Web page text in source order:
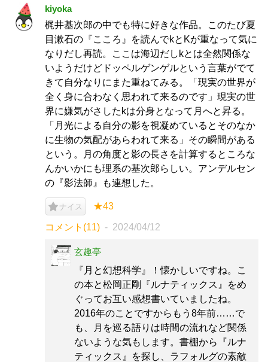
kiyoka
梶井基次郎の中でも特に好きな作品。このたび夏
目漱石の『こころ』を読んでkとKが重なって気に
なりだし再読。ここは海辺だしkとは全然関係な
いようだけどドッペルゲンゲルという言葉がでて
きて自分なりにまた重ねてみる。「現実の世界が
全く身に合わなく思われて来るのです」現実の世
界に嫌気がさしたkは分身となって月へと昇る。
「月光による自分の影を視凝めているとそのなか
に生物の気配があらわれて来る」その瞬間がある
という。月の角度と影の長さを計算するところな
んかいかにも理系の基次郎らしい。アンデルセン
の『影法師』も連想した。
ナイス ★43
コメント(11) 2024/04/12
玄趣亭
『月と幻想科学』！懐かしいですね。こ
の本と松岡正剛『ルナティックス』をめ
ぐってお互い感想書いていましたね。
2016年のことですからもう8年前……で
も、月を巡る語りは時間の流れなど関係
ないような気もします。書棚から『ルナ
ティックス』を探し、ラフォルグの素敵